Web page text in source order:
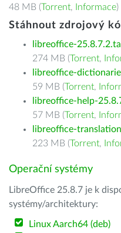
48 MB (Torrent, Informace)
Stáhnout zdrojový
libreoffice-
274 MB (Torrent,
libreoffice-
59 MB (Torrent,
libreoffice-help-
57 MB (Torrent,
libreoffice-
223 MB (Torrent,
Operační systémy
LibreOffice 25.8.7 je k
systémy/architektury:
Linux Aarch64 (deb)